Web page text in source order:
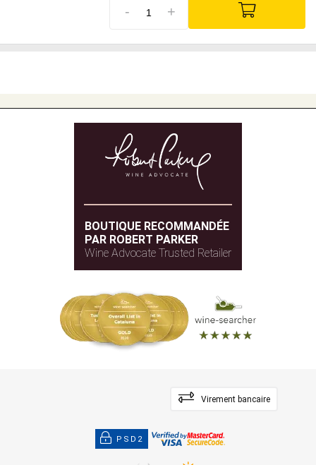
- +
BOUTIQUE RECOMMANDÉE
PAR ROBERT PARKER
Wine Advocate Trusted Retailer
Virement bancaire
PSD2